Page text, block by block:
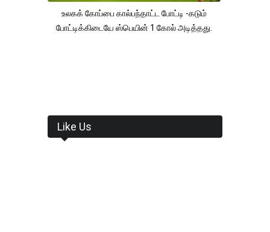
உலகக் கோப்பை கால்பந்தாட்ட போட்டி -கடும்
போட்டிக்கிடையே ஸ்பெயின் 1 கோல் அடித்தது.
Like Us